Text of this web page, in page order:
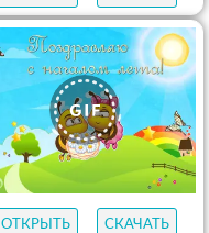
ОТКРЫТЬ
СКАЧАТЬ